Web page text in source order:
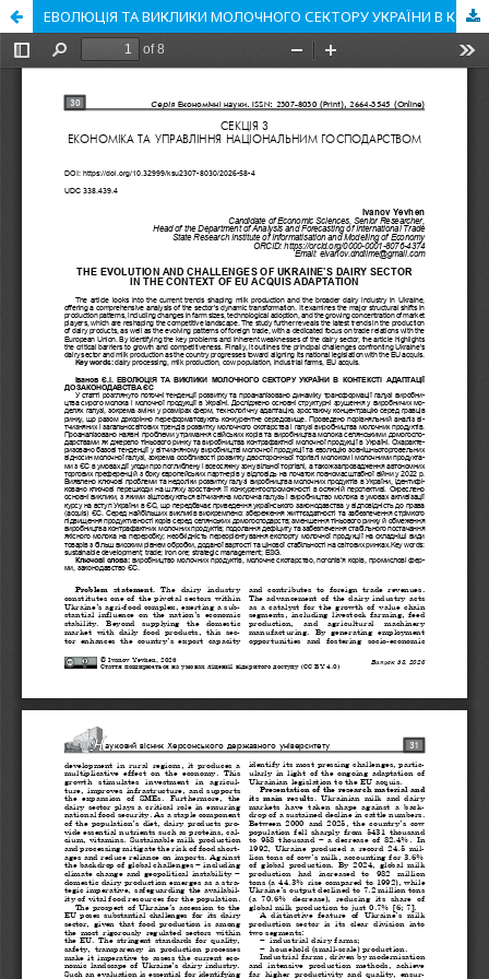
ЕВОЛЮЦІЯ ТА ВИКЛИКИ МОЛОЧНОГО СЕКТОРУ УКРАЇНИ В КОНТЕКСТІ АДАПТАЦІЇ ДО ЗАКОНОДАВСТВА ЄС